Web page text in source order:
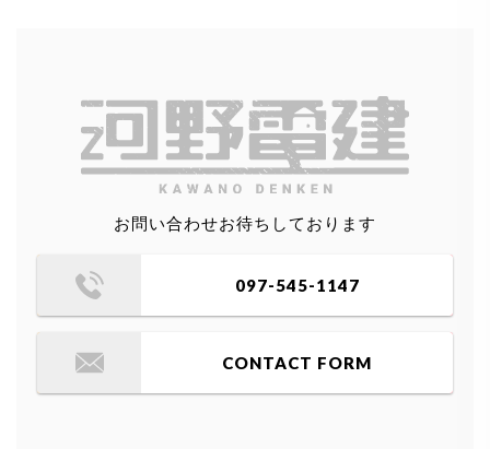
お問い合わせお待ちしております
097-545-1147
CONTACT FORM